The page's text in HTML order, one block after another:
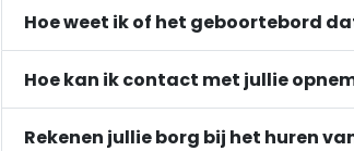
Hoe weet ik of het geboortebord
Hoe kan ik contact met jullie
Rekenen jullie borg bij het huren